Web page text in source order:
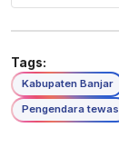
Tags:
Kabupaten Banjar
Pengendara tewas